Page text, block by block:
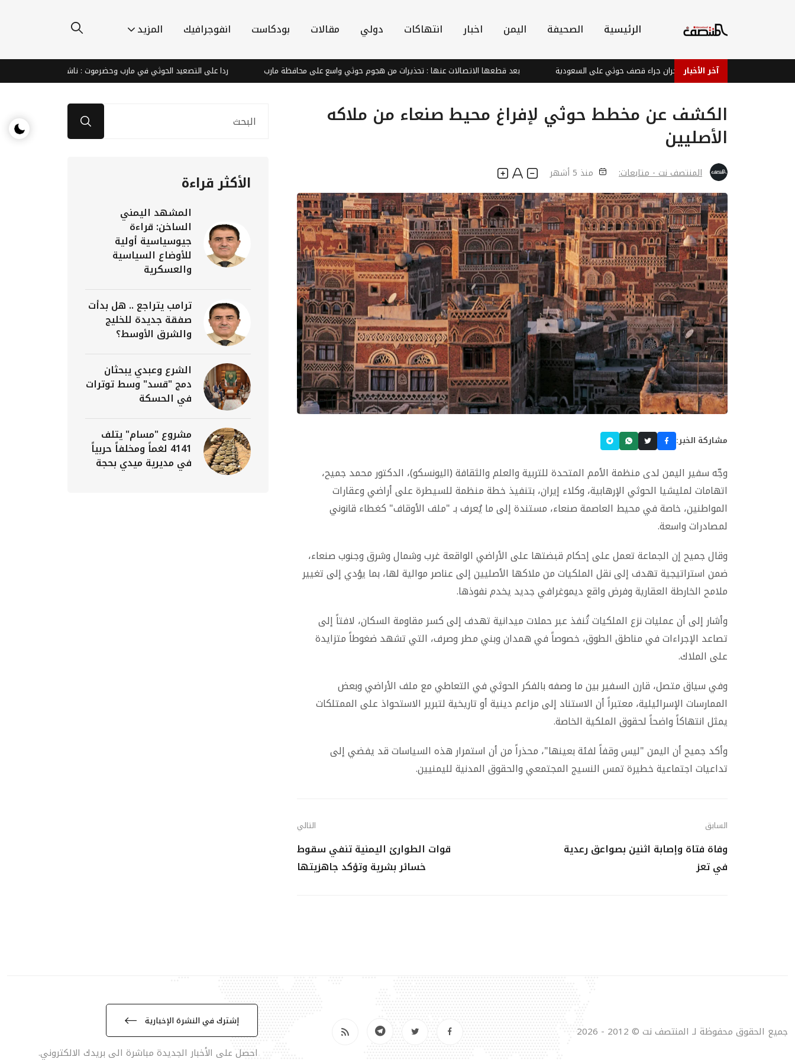
الرئيسية الصحيفة اليمن اخبار انتهاكات دولي مقالات بودكاست انفوجرافيك المزيد
آخر الأخبار
إصابات في نجران جراء قصف حوثي على السعودية بعد قطعها الاتصالات عنها : تحذيرات من هجوم حوثي واسع على محافظة مارب ردا على التصعيد الحوثي في مارب وحضرموت : ناشطون يطالبون الشرعية
الكشف عن مخطط حوثي لإفراغ محيط صنعاء من ملاكه
الأصليين
المنتصف نت - متابعات: منذ 5 أشهر
مشاركة الخبر:
وجّه سفير اليمن لدى منظمة الأمم المتحدة للتربية والعلم والثقافة (اليونسكو)، الدكتور محمد جميح،
اتهامات لمليشيا الحوثي الإرهابية، وكلاء إيران، بتنفيذ خطة منظمة للسيطرة على أراضي وعقارات
المواطنين، خاصة في محيط العاصمة صنعاء، مستندة إلى ما يُعرف بـ "ملف الأوقاف" كغطاء قانوني
لمصادرات واسعة.
وقال جميح إن الجماعة تعمل على إحكام قبضتها على الأراضي الواقعة غرب وشمال وشرق وجنوب صنعاء،
ضمن استراتيجية تهدف إلى نقل الملكيات من ملاكها الأصليين إلى عناصر موالية لها، بما يؤدي إلى تغيير
ملامح الخارطة العقارية وفرض واقع ديموغرافي جديد يخدم نفوذها.
وأشار إلى أن عمليات نزع الملكيات تُنفذ عبر حملات ميدانية تهدف إلى كسر مقاومة السكان، لافتاً إلى
تصاعد الإجراءات في مناطق الطوق، خصوصاً في همدان وبني مطر وصرف، التي تشهد ضغوطاً متزايدة
على الملاك.
وفي سياق متصل، قارن السفير بين ما وصفه بالفكر الحوثي في التعاطي مع ملف الأراضي وبعض
الممارسات الإسرائيلية، معتبراً أن الاستناد إلى مزاعم دينية أو تاريخية لتبرير الاستحواذ على الممتلكات
يمثل انتهاكاً واضحاً لحقوق الملكية الخاصة.
وأكد جميح أن اليمن "ليس وقفاً لفئة بعينها"، محذراً من أن استمرار هذه السياسات قد يفضي إلى
تداعيات اجتماعية خطيرة تمس النسيج المجتمعي والحقوق المدنية لليمنيين.
السابق
وفاة فتاة وإصابة اثنين بصواعق رعدية
في تعز
التالي
قوات الطوارئ اليمنية تنفي سقوط
خسائر بشرية وتؤكد جاهزيتها
الأكثر قراءة
المشهد اليمني
الساخن: قراءة
جيوسياسية أولية
للأوضاع السياسية
والعسكرية
ترامب يتراجع .. هل بدأت
صفقة جديدة للخليج
والشرق الأوسط؟
الشرع وعبدي يبحثان
دمج "قسد" وسط توترات
في الحسكة
مشروع "مسام" يتلف
4141 لغماً ومخلفاً حربياً
في مديرية ميدي بحجة
جميع الحقوق محفوظة لـ المنتصف نت © 2012 - 2026
إشترك في النشرة الإخبارية
احصل على الأخبار الجديدة مباشرة الى بريدك الالكتروني.